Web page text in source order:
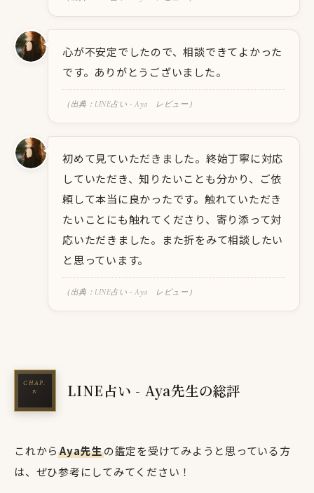
心が不安定でしたので、相談できてよかった
です。ありがとうございました。
（出典：LINE占い - Aya レビュー）
初めて見ていただきました。終始丁寧に対応
していただき、知りたいことも分かり、ご依
頼して本当に良かったです。触れていただき
たいことにも触れてくださり、寄り添って対
応いただきました。また折をみて相談したい
と思っています。
（出典：LINE占い - Aya レビュー）
LINE占い - Aya先生の総評
これからAya先生の鑑定を受けてみようと思っている方
は、ぜひ参考にしてみてください！